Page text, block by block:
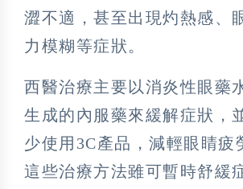
澀不適，甚至出現灼熱感、
力模糊等症狀。
西醫治療主要以消炎性眼藥
生成的內服藥來緩解症狀，
少使用3C產品，減輕眼睛疲
這些治療方法雖可暫時舒緩